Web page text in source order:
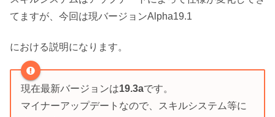
てますが、今回は現バージョンAlpha19.1
における説明になります。
現在最新バージョンは19.3aです。
マイナーアップデートなので、スキルシステム等に